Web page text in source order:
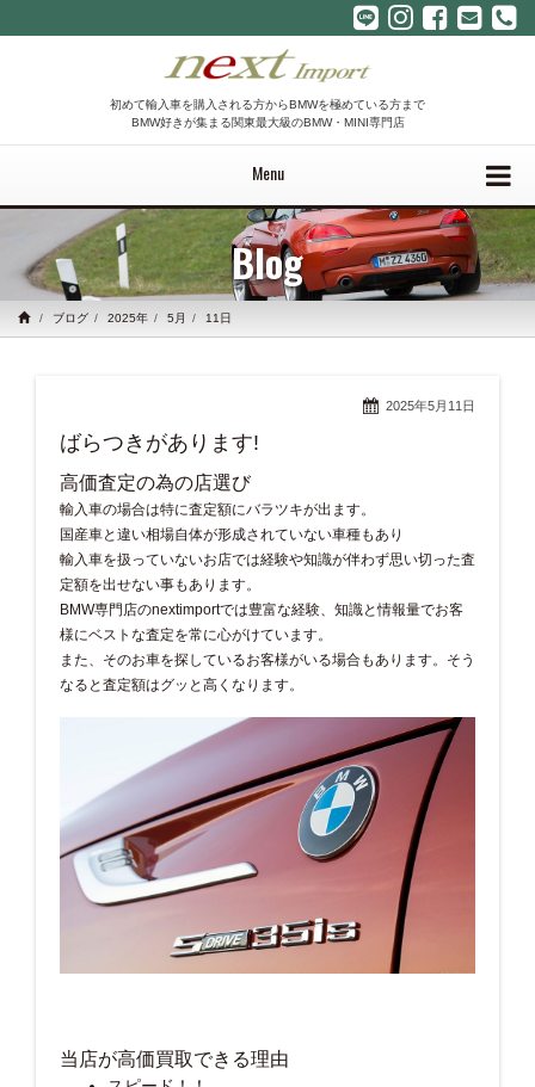
初めて輸入車を購入される方からBMWを極めている方まで
BMW好きが集まる関東最大級のBMW・MINI専門店
Menu
Blog
ブログ 2025年 5月 11日
2025年5月11日
ばらつきがあります!
高価査定の為の店選び
輸入車の場合は特に査定額にバラツキが出ます。
国産車と違い相場自体が形成されていない車種もあり
輸入車を扱っていないお店では経験や知識が伴わず思い切った査
定額を出せない事もあります。
BMW専門店のnextimportでは豊富な経験、知識と情報量でお客
様にベストな査定を常に心がけています。
また、そのお車を探しているお客様がいる場合もあります。そう
なると査定額はグッと高くなります。
当店が高価買取できる理由